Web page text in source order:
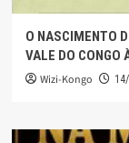
O NASCIMENTO
VALE DO CONGO
Wizi-Kongo